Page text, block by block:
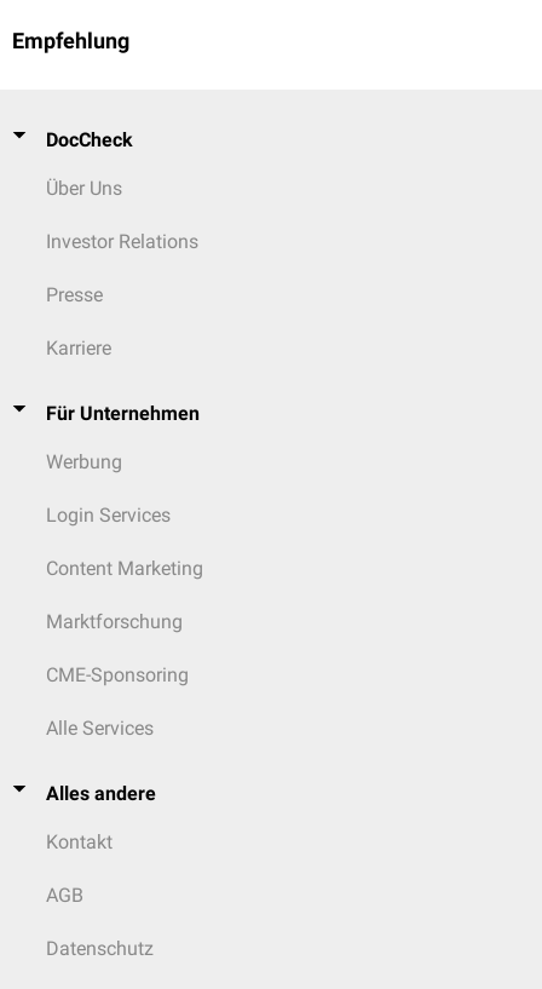
Empfehlung
DocCheck
Über Uns
Investor Relations
Presse
Karriere
Für Unternehmen
Werbung
Login Services
Content Marketing
Marktforschung
CME-Sponsoring
Alle Services
Alles andere
Kontakt
AGB
Datenschutz